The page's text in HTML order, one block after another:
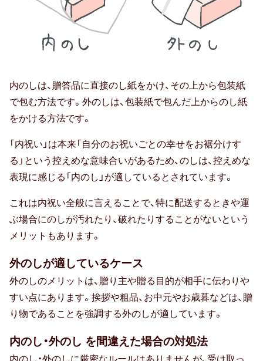
内のしは、贈答品に直接のし紙をかけ、その上から包装紙
で包む方法です。外のしは、包装紙で包んだ上からのし紙
をかける方法です。
「内祝い」は本来「自分のお祝いごとの幸せをお裾分けす
る」という控えめな意味合いがあるため、のしは、控えめな
表現に感じる「内のし」が適しているとされています。
これは内祝い全般に言えることで、特に配送するときや運
ぶ場合にのしが汚れたり、破れたりすることがないという
メリットもあります。
外のしが適しているケース
外のしのメリットは、贈り主や贈る目的が相手に伝わりや
すい点にあります。挨拶や粗品、お中元やお歳暮などは、贈
り物であることを強調する外のしが適しています。
内のし・外のし を間違えた場合の対処法
内のし・外のしに厳密なルールはありませんが、受け取っ